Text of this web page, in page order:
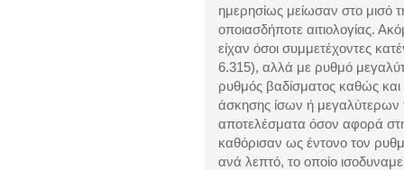
ημερησίως μείωσαν στο μισό
οποιασδήποτε αιτιολογίας.
είχαν όσοι συμμετέχοντες
6.315), αλλά με ρυθμό
ρυθμός βαδίσματος καθώς
άσκησης ίσων ή μεγαλύτερων
αποτελέσματα όσον αφορά
καθόρισαν ως έντονο τον
ανά λεπτό, το οποίο